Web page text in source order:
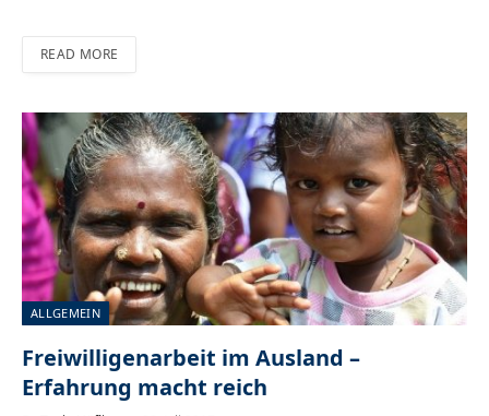
READ MORE
ALLGEMEIN
Freiwilligenarbeit im Ausland –
Erfahrung macht reich